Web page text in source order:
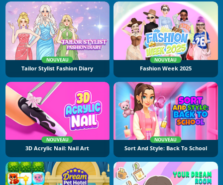
NOUVEAU
Tailor Stylist Fashion Diary
NOUVEAU
Fashion Week 2025
NOUVEAU
3D Acrylic Nail: Nail Art
NOUVEAU
Sort And Style: Back To School